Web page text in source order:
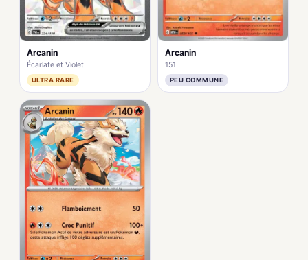
Arcanin
Écarlate et Violet
ULTRA RARE
Arcanin
151
PEU COMMUNE